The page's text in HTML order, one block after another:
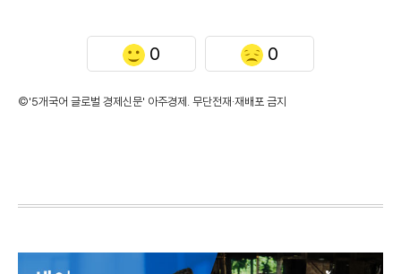
0 0
©'5개국어 글로벌 경제신문' 아주경제. 무단전재·재배포 금지